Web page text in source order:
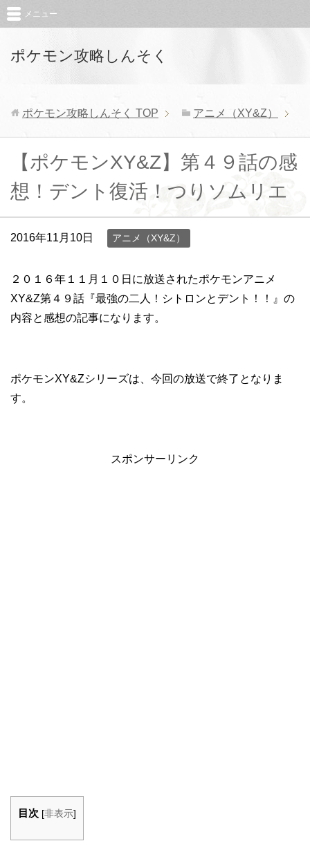
ポケモン攻略しんそく
メニュー
ポケモン攻略しんそく TOP アニメ（XY&Z）
【ポケモンXY&Z】第４９話の感
想！デント復活！つりソムリエ
2016年11月10日 アニメ（XY&Z）
２０１６年１１月１０日に放送されたポケモンアニメ
XY&Z第４９話『最強の二人！シトロンとデント！！』の
内容と感想の記事になります。
ポケモンXY&Zシリーズは、今回の放送で終了となりま
す。
スポンサーリンク
目次 [非表示]